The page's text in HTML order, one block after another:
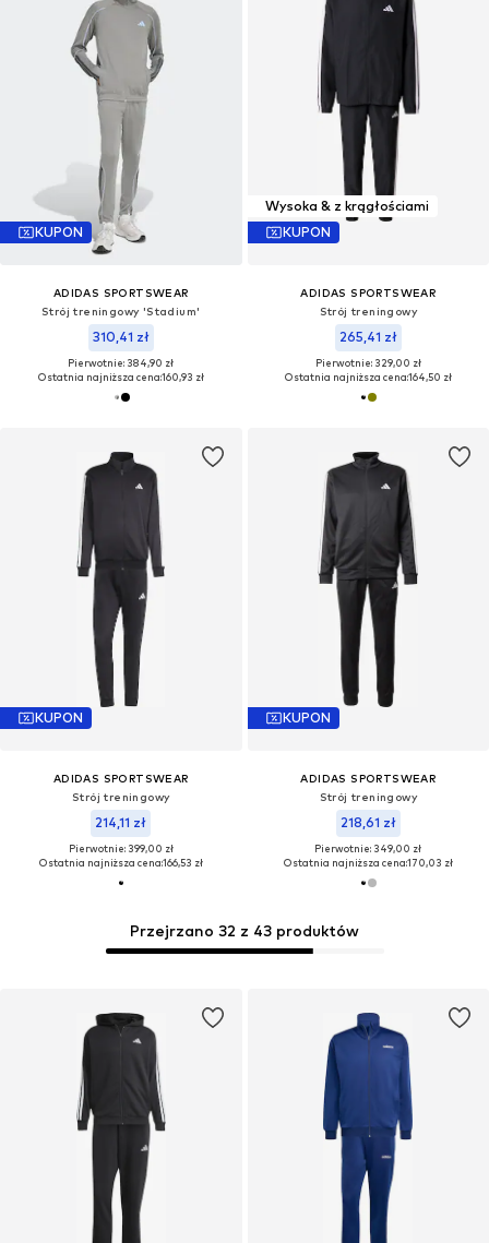
KUPON
ADIDAS SPORTSWEAR
Strój treningowy 'Stadium'
310,41 zł
Pierwotnie: 384,90 zł
Ostatnia najniższa cena:160,93 zł
Wysoka & z krągłościami
KUPON
ADIDAS SPORTSWEAR
Strój treningowy
265,41 zł
Pierwotnie: 329,00 zł
Ostatnia najniższa cena:164,50 zł
KUPON
ADIDAS SPORTSWEAR
Strój treningowy
214,11 zł
Pierwotnie: 399,00 zł
Ostatnia najniższa cena:166,53 zł
KUPON
ADIDAS SPORTSWEAR
Strój treningowy
218,61 zł
Pierwotnie: 349,00 zł
Ostatnia najniższa cena:170,03 zł
Przejrzano 32 z 43 produktów